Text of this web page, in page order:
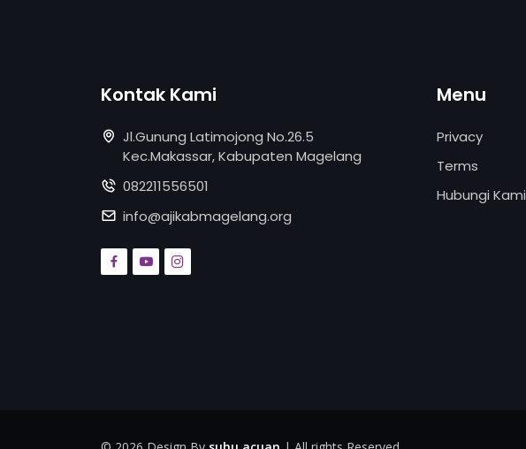
Kontak Kami
Jl.Gunung Latimojong No.26.5
Kec.Makassar, Kabupaten Magelang
082211556501
info@ajikabmagelang.org
Menu
Privacy
Terms
Hubungi Kami